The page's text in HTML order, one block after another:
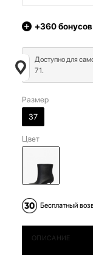
+360бонусов
Доступно для
71.
Размер
37
Цвет
Бесплатный
ОПИСАНИЕ